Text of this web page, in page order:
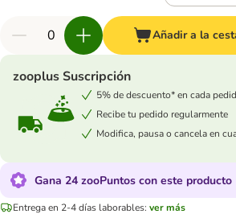
Añadir a la
zooplus Suscripción
5% de descuento* en cada
Recibe tu pedido regularmente
Modifica, pausa o cancela en
Gana 24 zooPuntos con este producto
Entrega en 2-4 días laborables: ver más